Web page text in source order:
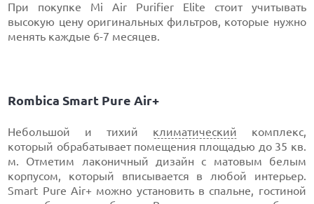
При покупке Mi Air Purifier Elite стоит учитывать
высокую цену оригинальных фильтров, которые нужно
менять каждые 6-7 месяцев.
Rombica Smart Pure Air+
Небольшой и тихий климатический комплекс,
который обрабатывает помещения площадью до 35 кв.
м. Отметим лаконичный дизайн с матовым белым
корпусом, который вписывается в любой интерьер.
Smart Pure Air+ можно установить в спальне, гостиной